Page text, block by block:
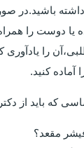
باشید.در
یا دوست را
را یادآوری
آماده کنید.
که باید از
مقعد؟